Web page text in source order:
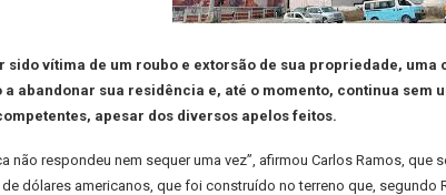
vítima de um roubo e extorsão de sua propriedade,
abandonar sua residência e, até o momento, continua sem
apesar dos diversos apelos feitos.
não respondeu nem sequer uma vez”, afirmou Carlos Ramos,
dólares americanos, que foi construído no terreno que,